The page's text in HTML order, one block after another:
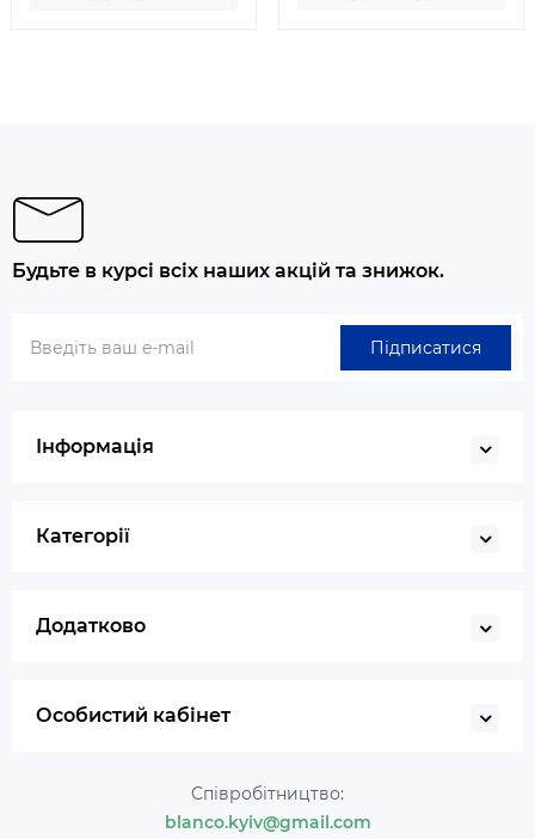
Будьте в курсі всіх наших акцій та знижок.
Підписатися
Інформація
Категорії
Додатково
Особистий кабінет
Співробітництво:
blanco.kyiv@gmail.com